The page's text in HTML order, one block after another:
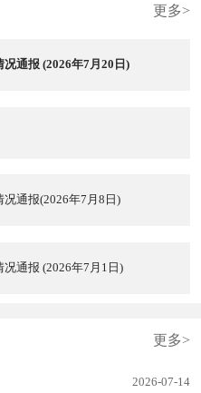
更多>
通报 (2026年7月20日)
通报(2026年7月8日)
通报 (2026年7月1日)
更多>
2026-07-14